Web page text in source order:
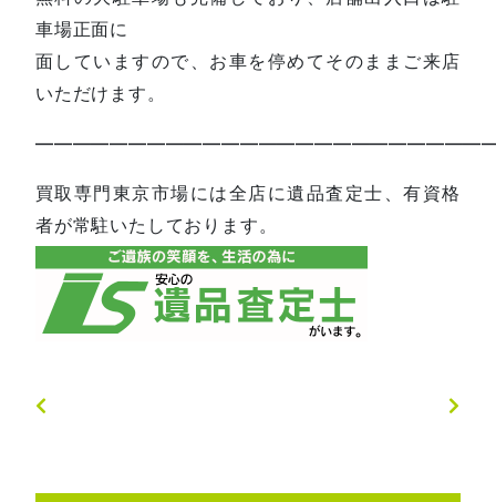
車場正面に
面していますので、お車を停めてそのままご来店
いただけます。
買取専門東京市場には全店に遺品査定士、有資格
者が常駐いたしております。